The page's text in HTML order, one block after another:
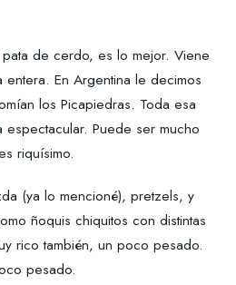
de cerdo, es lo mejor. Viene
En Argentina le decimos
los Picapiedras. Toda esa
Puede ser mucho
riquísimo.
(ya lo mencioné), pretzels, y
ñoquis chiquitos con distintas
rico también, un poco pesado.
pesado.